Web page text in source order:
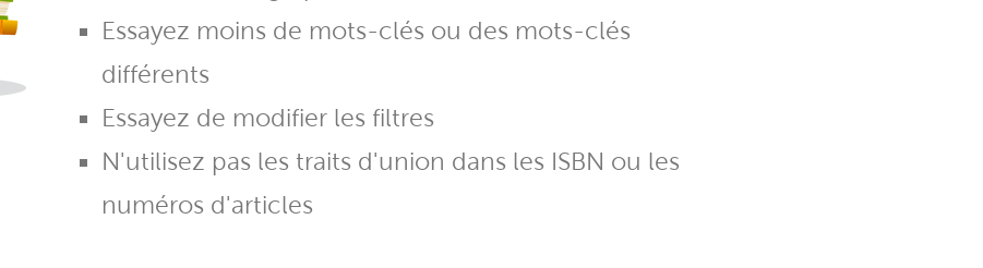
Essayez moins de mots-clés ou des mots-clés
différents
Essayez de modifier les filtres
N'utilisez pas les traits d'union dans les ISBN ou les
numéros d'articles